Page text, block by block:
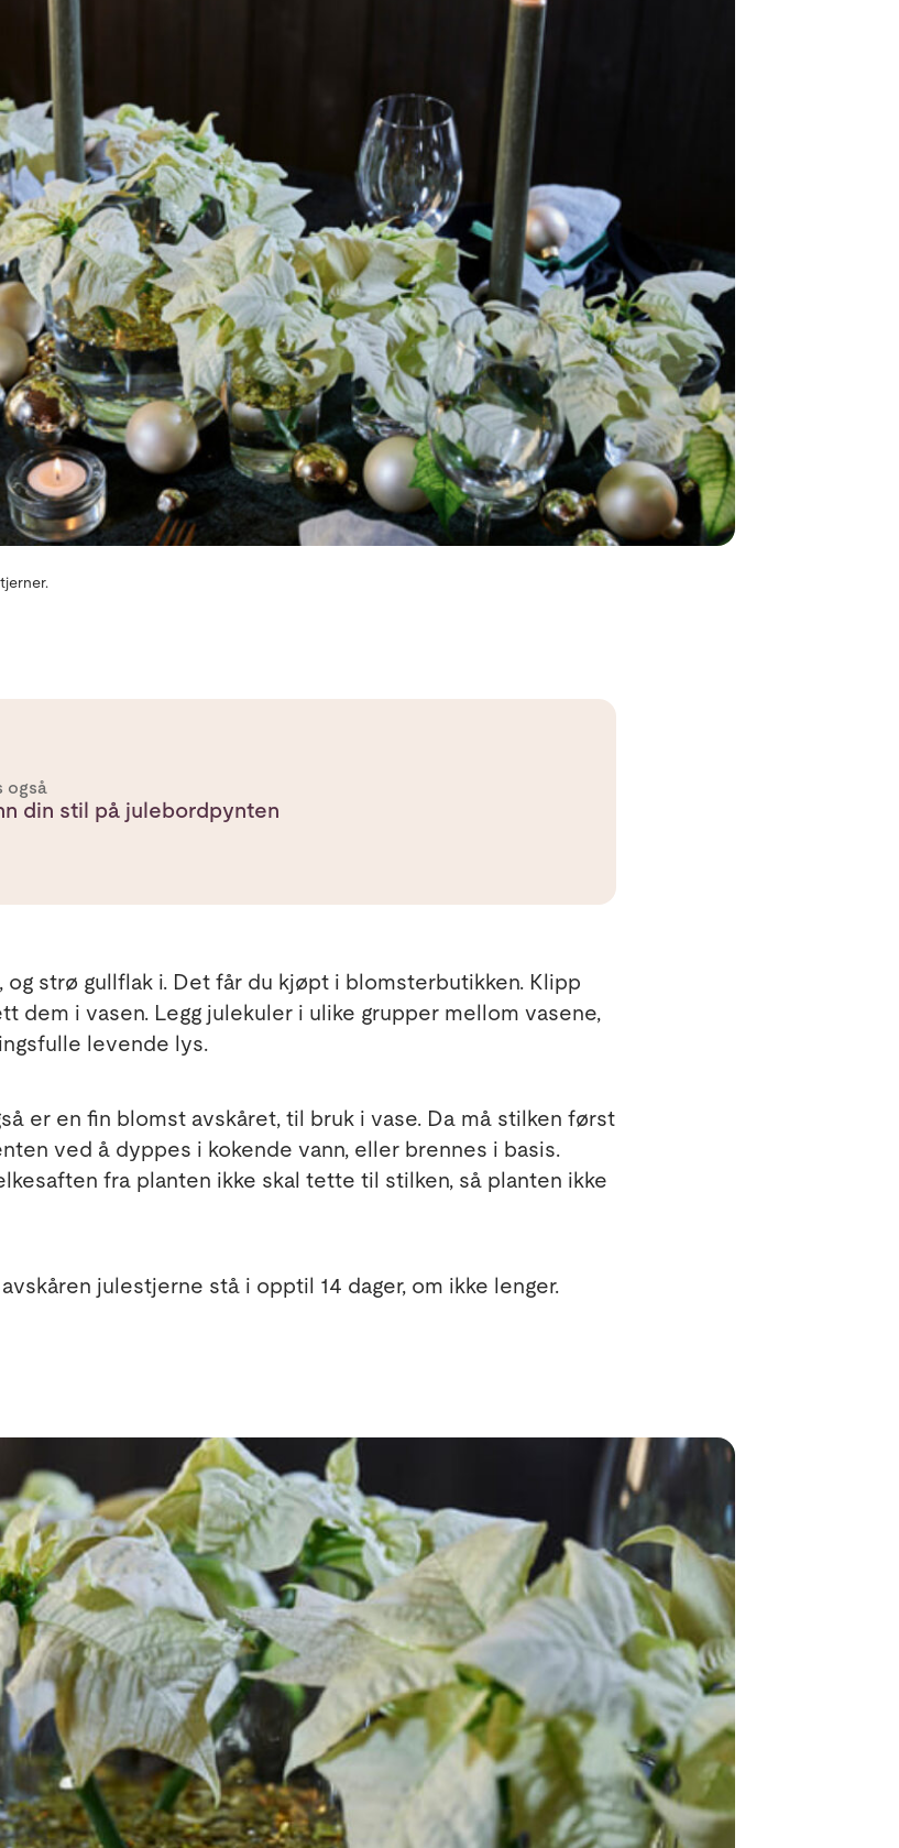
også
din stil på julebordpynten
og strø gullflak i. Det får du kjøpt i blomsterbutikken. Klipp
dem i vasen. Legg julekuler i ulike grupper mellom vasene,
levende lys.
er en fin blomst avskåret, til bruk i vase. Da må stilken først
ved å dyppes i kokende vann, eller brennes i basis.
fra planten ikke skal tette til stilken, så planten ikke
julestjerne stå i opptil 14 dager, om ikke lenger.